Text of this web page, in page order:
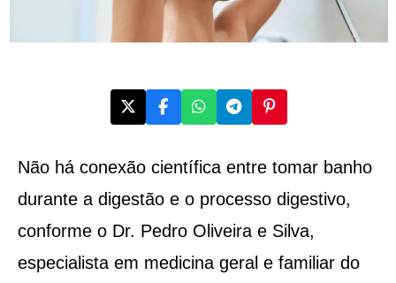
Não há conexão científica entre tomar banho
durante a digestão e o processo digestivo,
conforme o Dr. Pedro Oliveira e Silva,
especialista em medicina geral e familiar do